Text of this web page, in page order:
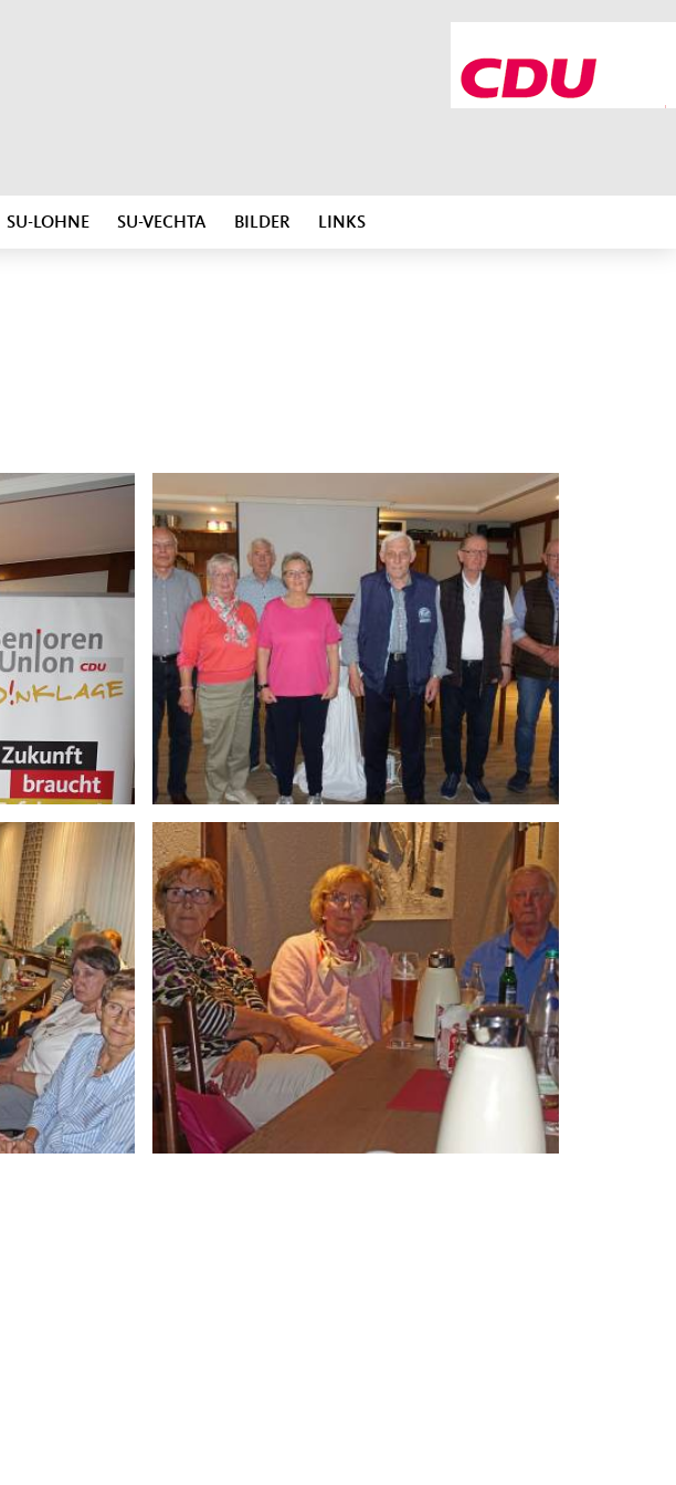
SU-LOHNE SU-VECHTA BILDER LINKS